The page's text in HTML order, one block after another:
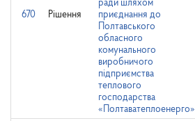
670 Рішення
ради шляхом
приєднання до
Полтавського
обласного
комунального
виробничого
підприємства
теплового
господарства
«Полтаватеплоенерго»